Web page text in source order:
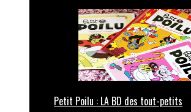
Petit Poilu : LA BD des tout-petits